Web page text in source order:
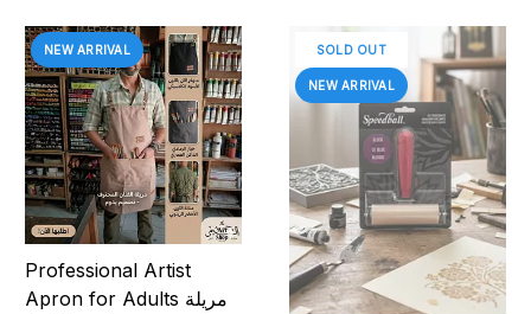
NEW ARRIVAL
Professional Artist
Apron for Adults مريلة
SOLD OUT
NEW ARRIVAL